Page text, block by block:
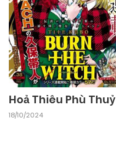
Hoả Thiêu Phù Thuỷ
18/10/2024